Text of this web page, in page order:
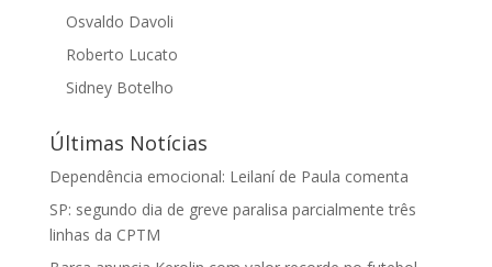
Osvaldo Davoli
Roberto Lucato
Sidney Botelho
Últimas Notícias
Dependência emocional: Leilaní de Paula comenta
SP: segundo dia de greve paralisa parcialmente três
linhas da CPTM